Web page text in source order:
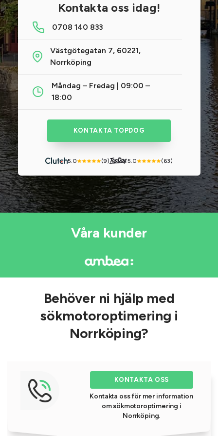
Kontakta oss idag!
0708 140 833
Västgötegatan 7, 60221,
Norrköping
Måndag – Fredag | 09:00 –
18:00
KONTAKTA TOPDOG
5.0 (9) 5.0 (63)
Våra kunder
Behöver ni hjälp med
sökmotoroptimering i
Norrköping?
KONTAKTA OSS
Kontakta oss för mer information
om sökmotoroptimering i
Norrköping.